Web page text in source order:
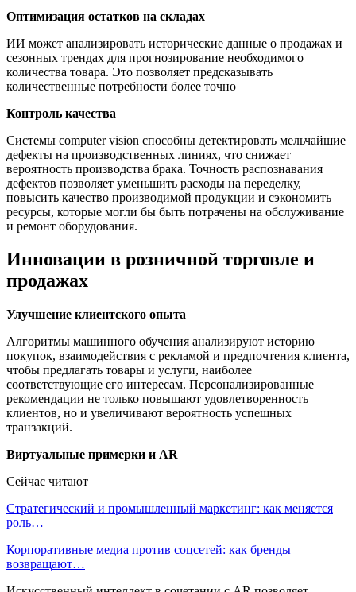
Оптимизация остатков на складах
ИИ может анализировать исторические данные о продажах и
сезонных трендах для прогнозирование необходимого
количества товара. Это позволяет предсказывать
количественные потребности более точно
Контроль качества
Системы computer vision способны детектировать мельчайшие
дефекты на производственных линиях, что снижает
вероятность производства брака. Точность распознавания
дефектов позволяет уменьшить расходы на переделку,
повысить качество производимой продукции и сэкономить
ресурсы, которые могли бы быть потрачены на обслуживание
и ремонт оборудования.
Инновации в розничной торговле и
продажах
Улучшение клиентского опыта
Алгоритмы машинного обучения анализируют историю
покупок, взаимодействия с рекламой и предпочтения клиента,
чтобы предлагать товары и услуги, наиболее
соответствующие его интересам. Персонализированные
рекомендации не только повышают удовлетворенность
клиентов, но и увеличивают вероятность успешных
транзакций.
Виртуальные примерки и AR
Сейчас читают
Стратегический и промышленный маркетинг: как меняется
роль…
Корпоративные медиа против соцсетей: как бренды
возвращают…